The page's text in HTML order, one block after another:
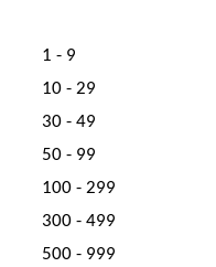
1 - 9
10 - 29
30 - 49
50 - 99
100 - 299
300 - 499
500 - 999